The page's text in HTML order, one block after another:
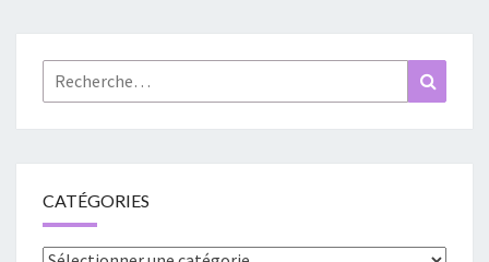
Rechercher :
CATÉGORIES